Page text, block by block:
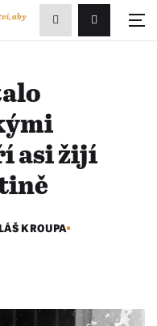
Přihlášení/
aby
Zobrazit
vyhledávání
asi žijí
KROUPA